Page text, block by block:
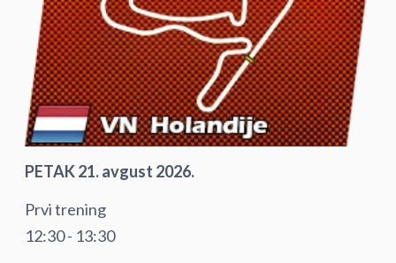
PETAK 21. avgust 2026.
Prvi trening
12:30 - 13:30